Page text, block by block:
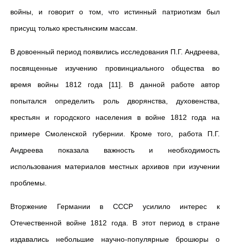
войны, и говорит о том, что истинный патриотизм был
присущ только крестьянским массам.
В довоенный период появились исследования П.Г. Андреева,
посвященные изучению провинциального общества во
время войны 1812 года [11]. В данной работе автор
попытался определить роль дворянства, духовенства,
крестьян и городского населения в войне 1812 года на
примере Смоленской губернии. Кроме того, работа П.Г.
Андреева показала важность и необходимость
использования материалов местных архивов при изучении
проблемы.
Вторжение Германии в СССР усилило интерес к
Отечественной войне 1812 года. В этот период в стране
издавались небольшие научно-популярные брошюры о